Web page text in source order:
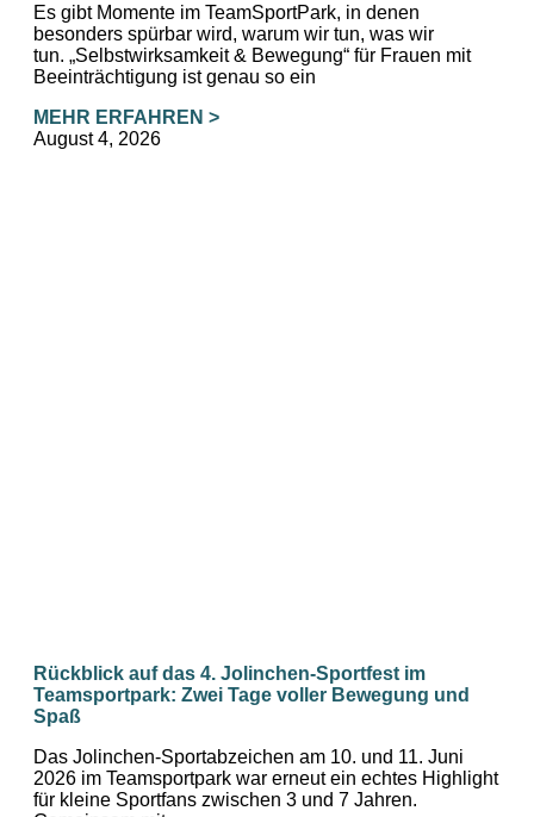
Es gibt Momente im TeamSportPark, in denen
besonders spürbar wird, warum wir tun, was wir
tun. „Selbstwirksamkeit & Bewegung“ für Frauen mit
Beeinträchtigung ist genau so ein
MEHR ERFAHREN >
August 4, 2026
Rückblick auf das 4. Jolinchen‑Sportfest im
Teamsportpark: Zwei Tage voller Bewegung und
Spaß
Das Jolinchen-Sportabzeichen am 10. und 11. Juni
2026 im Teamsportpark war erneut ein echtes Highlight
für kleine Sportfans zwischen 3 und 7 Jahren.